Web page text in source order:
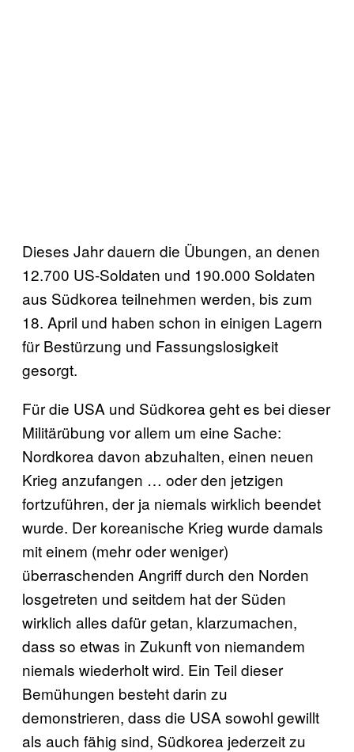
Dieses Jahr dauern die Übungen, an denen
12.700 US-Soldaten und 190.000 Soldaten
aus Südkorea teilnehmen werden, bis zum
18. April und haben schon in einigen Lagern
für Bestürzung und Fassungslosigkeit
gesorgt.
Für die USA und Südkorea geht es bei dieser
Militärübung vor allem um eine Sache:
Nordkorea davon abzuhalten, einen neuen
Krieg anzufangen … oder den jetzigen
fortzuführen, der ja niemals wirklich beendet
wurde. Der koreanische Krieg wurde damals
mit einem (mehr oder weniger)
überraschenden Angriff durch den Norden
losgetreten und seitdem hat der Süden
wirklich alles dafür getan, klarzumachen,
dass so etwas in Zukunft von niemandem
niemals wiederholt wird. Ein Teil dieser
Bemühungen besteht darin zu
demonstrieren, dass die USA sowohl gewillt
als auch fähig sind, Südkorea jederzeit zu